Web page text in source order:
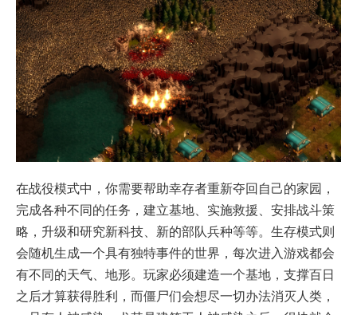
在战役模式中，你需要帮助幸存者重新夺回自己的家园，
完成各种不同的任务，建立基地、实施救援、安排战斗策
略，升级和研究新科技、新的部队兵种等等。生存模式则
会随机生成一个具有独特事件的世界，每次进入游戏都会
有不同的天气、地形。玩家必须建造一个基地，支撑百日
之后才算获得胜利，而僵尸们会想尽一切办法消灭人类，